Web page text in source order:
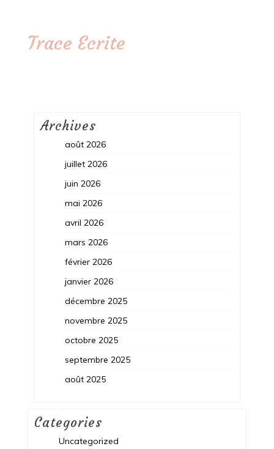
Trace Ecrite
Archives
août 2026
juillet 2026
juin 2026
mai 2026
avril 2026
mars 2026
février 2026
janvier 2026
décembre 2025
novembre 2025
octobre 2025
septembre 2025
août 2025
Categories
Uncategorized